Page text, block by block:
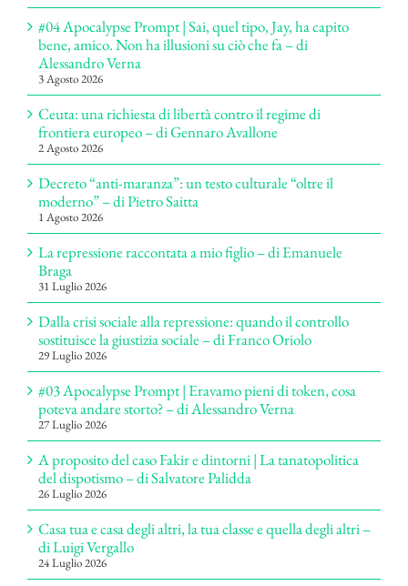
#04 Apocalypse Prompt | Sai, quel tipo, Jay, ha capito
bene, amico. Non ha illusioni su ciò che fa – di
Alessandro Verna
3 Agosto 2026
Ceuta: una richiesta di libertà contro il regime di
frontiera europeo – di Gennaro Avallone
2 Agosto 2026
Decreto “anti-maranza”: un testo culturale “oltre il
moderno” – di Pietro Saitta
1 Agosto 2026
La repressione raccontata a mio figlio – di Emanuele
Braga
31 Luglio 2026
Dalla crisi sociale alla repressione: quando il controllo
sostituisce la giustizia sociale – di Franco Oriolo
29 Luglio 2026
#03 Apocalypse Prompt | Eravamo pieni di token, cosa
poteva andare storto? – di Alessandro Verna
27 Luglio 2026
A proposito del caso Fakir e dintorni | La tanatopolitica
del dispotismo – di Salvatore Palidda
26 Luglio 2026
Casa tua e casa degli altri, la tua classe e quella degli altri –
di Luigi Vergallo
24 Luglio 2026